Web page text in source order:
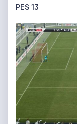
PES 13